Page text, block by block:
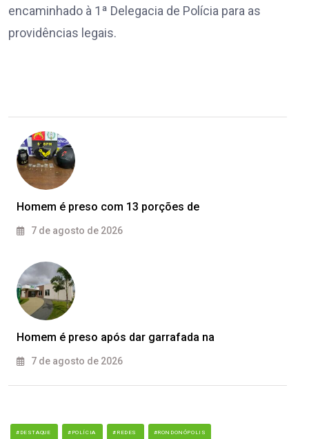
encaminhado à 1ª Delegacia de Polícia para as
providências legais.
Homem é preso com 13 porções de
7 de agosto de 2026
Homem é preso após dar garrafada na
7 de agosto de 2026
#DESTAQUE #POLÍCIA #REDES #RONDONÓPOLIS